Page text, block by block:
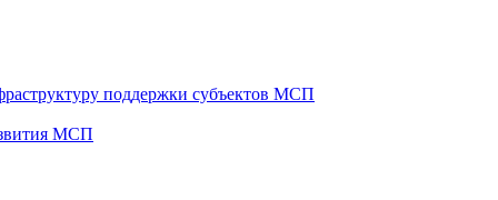
поддержки субъектов МСП
МСП